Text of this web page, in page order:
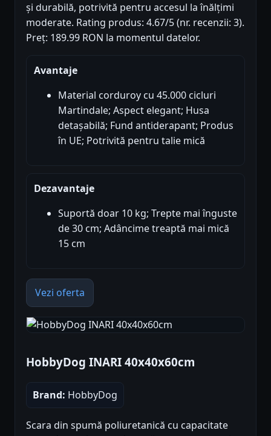
și durabilă, potrivită pentru accesul la înălțimi
moderate. Rating produs: 4.67/5 (nr. recenzii: 3).
Preț: 189.99 RON la momentul datelor.
Avantaje
Material corduroy cu 45.000 cicluri
Martindale; Aspect elegant; Husa
detașabilă; Fund antiderapant; Produs
în UE; Potrivită pentru talie mică
Dezavantaje
Suportă doar 10 kg; Trepte mai înguste
de 30 cm; Adâncime treaptă mai mică
15 cm
Vezi oferta
HobbyDog INARI 40x40x60cm
Brand: HobbyDog
Scara din spumă poliuretanică cu capacitate